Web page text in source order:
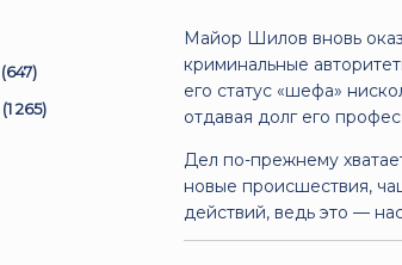
Майор Шилов вновь
криминальные
его статус «шефа»
отдавая долг его
Дел по-прежнему
новые происшествия,
действий, ведь это —
(647)
(1 265)